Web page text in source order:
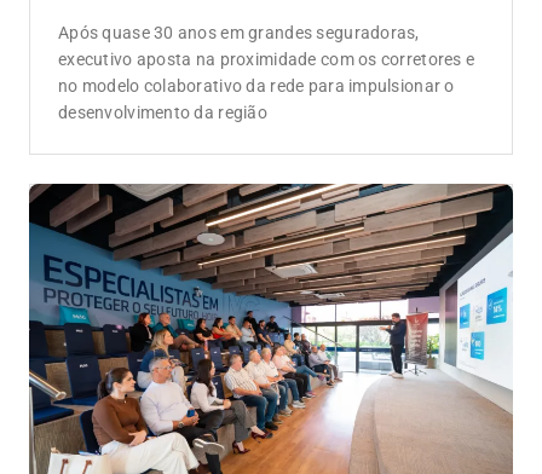
Após quase 30 anos em grandes seguradoras,
executivo aposta na proximidade com os corretores e
no modelo colaborativo da rede para impulsionar o
desenvolvimento da região